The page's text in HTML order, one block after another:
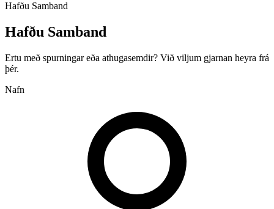
Hafðu Samband
Hafðu Samband
Ertu með spurningar eða athugasemdir? Við viljum gjarnan heyra frá
þér.
Nafn